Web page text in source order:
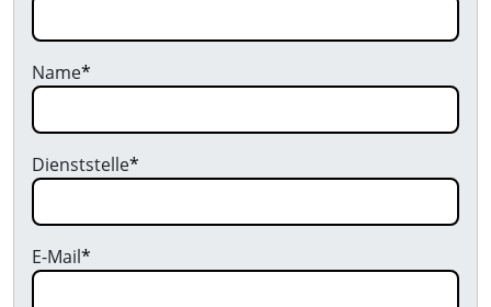
Name*
Dienststelle*
E-Mail*